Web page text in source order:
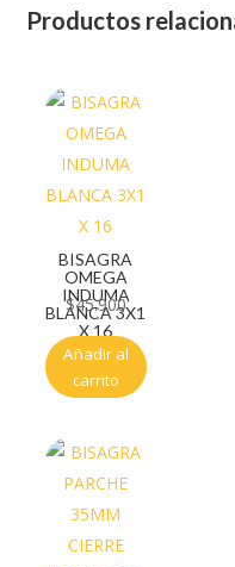
Productos
BISAGRA
OMEGA
INDUMA
BLANCA 3X1
X 16
$45.900
Añadir al
carrito